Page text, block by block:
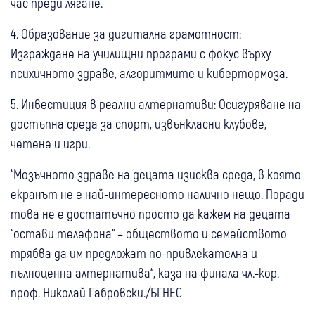
4. Образование за дигитална грамотност:
Изграждане на училищни програми с фокус върху
психичното здраве, алгоритмите и кибертормоза.
5. Инвестиция в реални алтернативи: Осигуряване на
достъпна среда за спорт, извънкласни клубове,
четене и игри.
“Мозъчното здраве на децата изисква среда, в която
екранът не е най-интересното налично нещо. Поради
това не е достатъчно просто да кажем на децата
“остави телефона“ – обществото и семейството
трябва да им предложат по-привлекателна и
пълноценна алтернатива“, каза на финала чл.-кор.
проф. Николай Габровски./БГНЕС